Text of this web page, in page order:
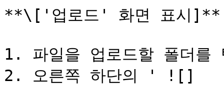
**\['업로드' 화면 표시]**
1. 파일을 업로드할 폴더를
2. 오른쪽 하단의 ' ![]